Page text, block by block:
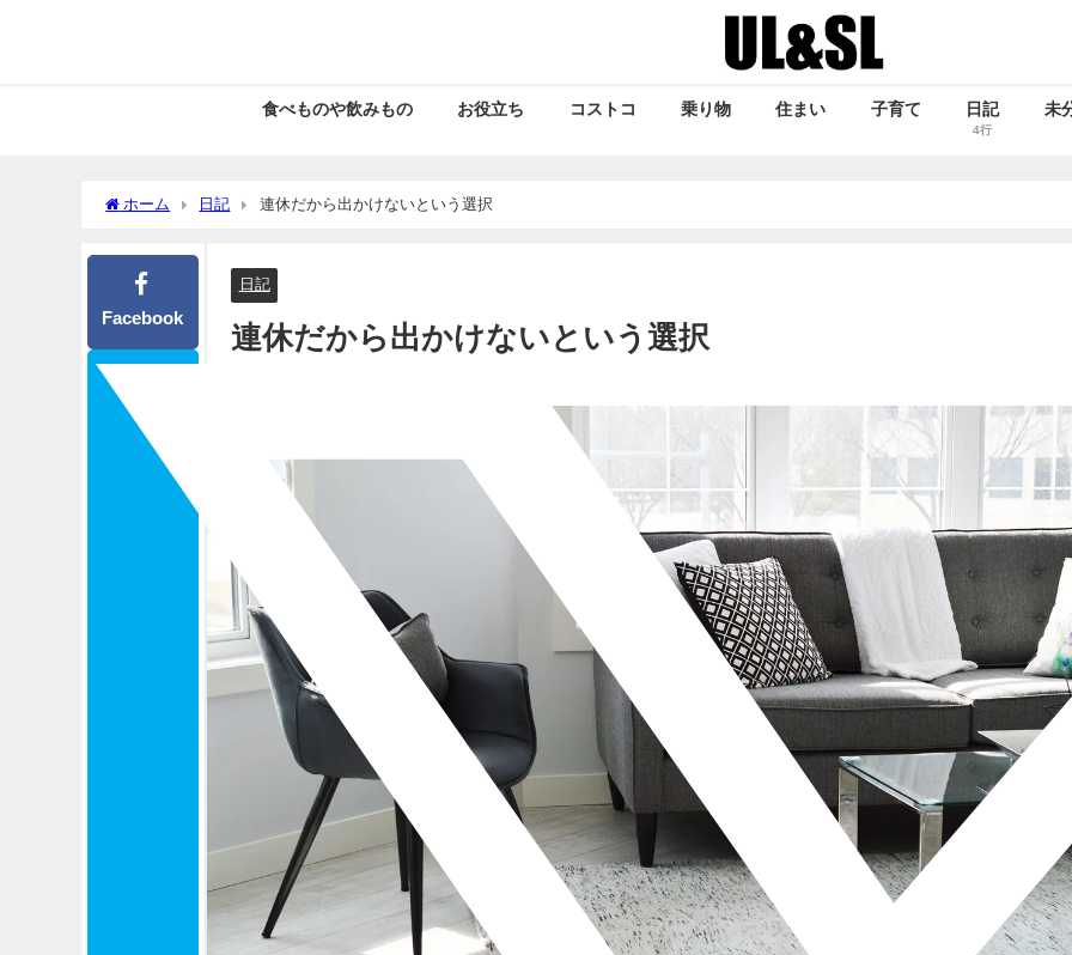
食べものや飲みもの お役立ち コストコ 乗り物 住まい 子育て 日記
4行
未
ホーム 日記 連休だから出かけないという選択
Facebook
日記
連休だから出かけないという選択